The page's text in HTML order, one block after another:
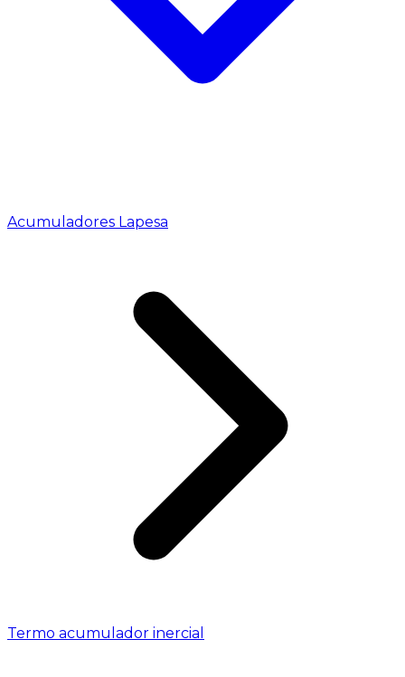
Acumuladores Lapesa
Termo acumulador inercial